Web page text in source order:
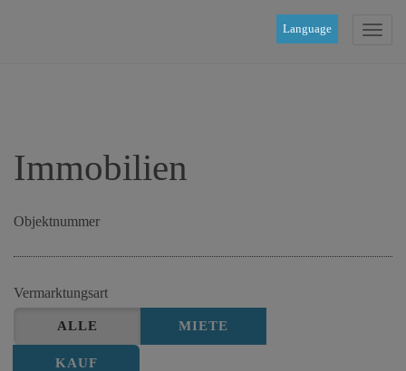
Language
Immobilien
Objektnummer
Vermarktungsart
ALLE MIETE
KAUF